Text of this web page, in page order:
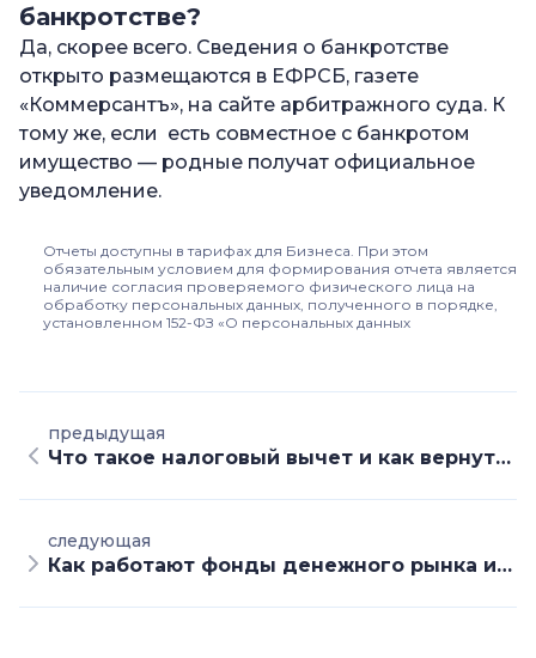
банкротстве?
Да, скорее всего. Сведения о банкротстве
открыто размещаются в ЕФРСБ, газете
«Коммерсантъ», на сайте арбитражного суда. К
тому же, если есть совместное с банкротом
имущество — родные получат официальное
уведомление.
Отчеты доступны в тарифах для Бизнеса. При этом
обязательным условием для формирования отчета является
наличие согласия проверяемого физического лица на
обработку персональных данных, полученного в порядке,
установленном 152-ФЗ «О персональных данных
предыдущая
Что такое налоговый вычет и как вернуть часть своих денег от государства
следующая
Как работают фонды денежного рынка и почему ими пользуются опытные инвесторы